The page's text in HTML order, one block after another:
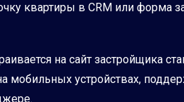
квартиры в CRM или форма
на сайт застройщика
мобильных устройствах,